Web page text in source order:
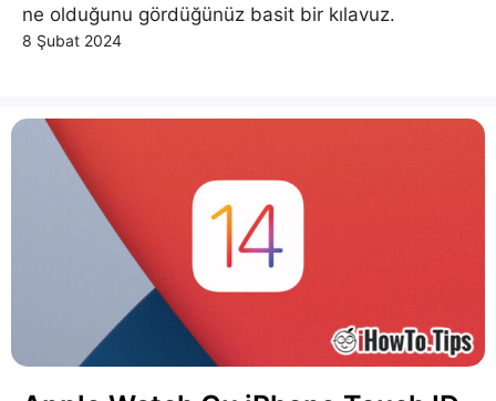
ne olduğunu gördüğünüz basit bir kılavuz.
8 Şubat 2024